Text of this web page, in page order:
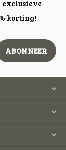
exclusieve
korting!
ABONNEER